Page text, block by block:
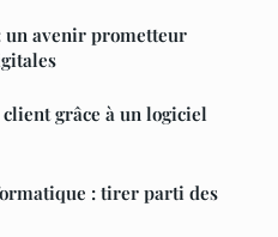
un avenir prometteur
grâce à un logiciel
: tirer parti des